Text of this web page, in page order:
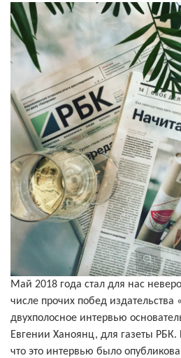
Май 2018 года стал для нас
числе прочих побед издательства «
двухполосное интервью
Евгении Ханоянц, для газеты
что это интервью было